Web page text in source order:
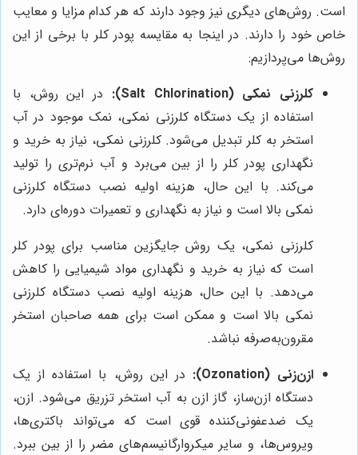
است. روش‌های دیگری نیز وجود دارند که هر کدام مزایا و معایب
خاص خود را دارند. در اینجا به مقایسه پودر کلر با برخی از این
روش‌ها می‌پردازیم:
کلرزنی نمکی (Salt Chlorination):
در این روش، با
استفاده از یک دستگاه کلرزنی نمکی، نمک موجود در آب
استخر به کلر تبدیل می‌شود. کلرزنی نمکی، نیاز به خرید و
نگهداری پودر کلر را از بین می‌برد و آب نرم‌تری را تولید
می‌کند. با این حال، هزینه اولیه نصب دستگاه کلرزنی
نمکی بالا است و نیاز به نگهداری و تعمیرات دوره‌ای دارد.
کلرزنی نمکی، یک روش جایگزین مناسب برای پودر کلر
است که نیاز به خرید و نگهداری مواد شیمیایی را کاهش
می‌دهد. با این حال، هزینه اولیه نصب دستگاه کلرزنی
نمکی بالا است و ممکن است برای همه صاحبان استخر
مقرون‌به‌صرفه نباشد.
ازن‌زنی (Ozonation):
در این روش، با استفاده از یک
دستگاه ازن‌ساز، گاز ازن به آب استخر تزریق می‌شود. ازن،
یک ضدعفونی‌کننده قوی است که می‌تواند باکتری‌ها،
ویروس‌ها، و سایر میکروارگانیسم‌های مضر را از بین ببرد.